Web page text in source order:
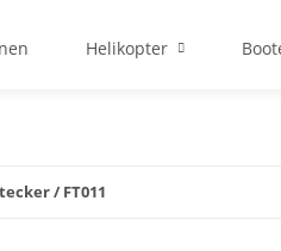
Helikopter
/ FT011